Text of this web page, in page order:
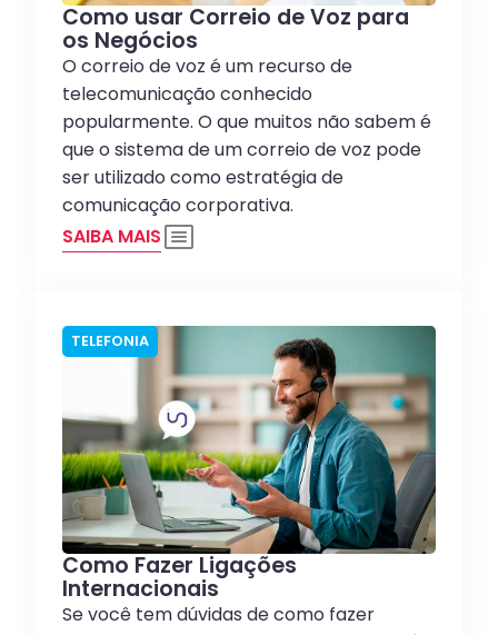
Como usar Correio de Voz para
os Negócios
O correio de voz é um recurso de
telecomunicação conhecido
popularmente. O que muitos não sabem é
que o sistema de um correio de voz pode
ser utilizado como estratégia de
comunicação corporativa.
SAIBA MAIS
TELEFONIA
Como Fazer Ligações
Internacionais
Se você tem dúvidas de como fazer